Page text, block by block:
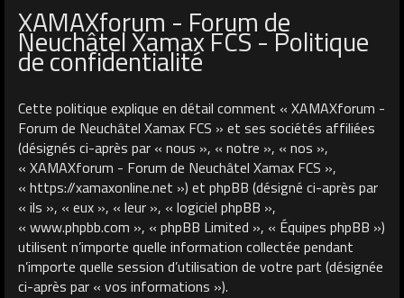
XAMAXforum - Forum de
Neuchâtel Xamax FCS - Politique
de confidentialité
Cette politique explique en détail comment « XAMAXforum -
Forum de Neuchâtel Xamax FCS » et ses sociétés affiliées
(désignés ci-après par « nous », « notre », « nos »,
« XAMAXforum - Forum de Neuchâtel Xamax FCS »,
« https://xamaxonline.net ») et phpBB (désigné ci-après par
« ils », « eux », « leur », « logiciel phpBB »,
« www.phpbb.com », « phpBB Limited », « Équipes phpBB »)
utilisent n’importe quelle information collectée pendant
n’importe quelle session d’utilisation de votre part (désignée
ci-après par « vos informations »).